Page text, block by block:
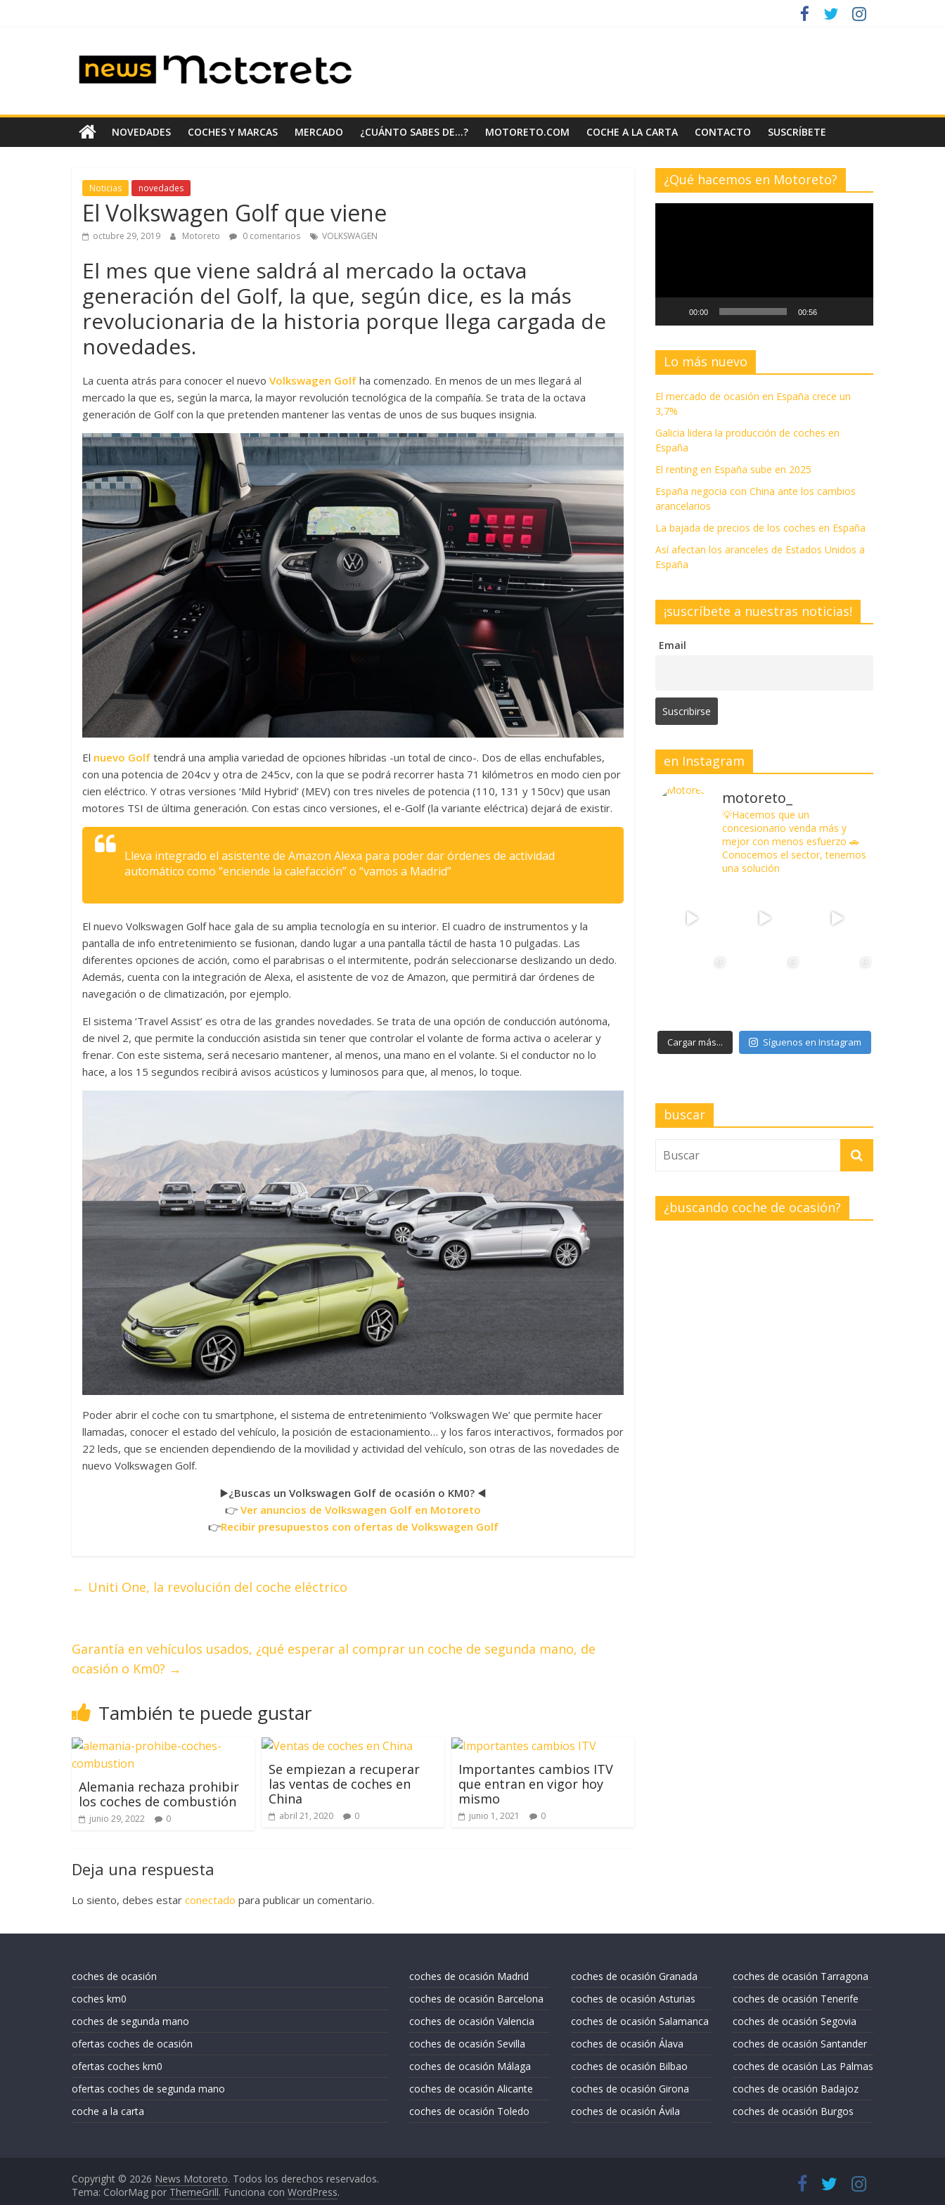
News
Motoreto
Noticias
de
de
ocasión
NOVEDADES COCHES Y MARCAS MERCADO ¿CUÁNTO SABES DE…? MOTORETO.COM COCHE A LA CARTA CONTACTO SUSCRÍBETE
Noticias novedades
El Volkswagen Golf que viene
octubre 29, 2019 Motoreto 0 comentarios VOLKSWAGEN
El mes que viene saldrá al mercado la octava
generación del Golf, la que, según dice, es la más
revolucionaria de la historia porque llega cargada de
novedades.
La cuenta atrás para conocer el nuevo Volkswagen Golf ha comenzado. En menos de un mes llegará al
mercado la que es, según la marca, la mayor revolución tecnológica de la compañía. Se trata de la octava
generación de Golf con la que pretenden mantener las ventas de unos de sus buques insignia.
El nuevo Golf tendrá una amplia variedad de opciones híbridas -un total de cinco-. Dos de ellas enchufables,
con una potencia de 204cv y otra de 245cv, con la que se podrá recorrer hasta 71 kilómetros en modo cien por
cien eléctrico. Y otras versiones ‘Mild Hybrid’ (MEV) con tres niveles de potencia (110, 131 y 150cv) que usan
motores TSI de última generación. Con estas cinco versiones, el e-Golf (la variante eléctrica) dejará de existir.
Lleva integrado el asistente de Amazon Alexa para poder dar órdenes de actividad
automático como “enciende la calefacción” o “vamos a Madrid”
El nuevo Volkswagen Golf hace gala de su amplia tecnología en su interior. El cuadro de instrumentos y la
pantalla de info entretenimiento se fusionan, dando lugar a una pantalla táctil de hasta 10 pulgadas. Las
diferentes opciones de acción, como el parabrisas o el intermitente, podrán seleccionarse deslizando un dedo.
Además, cuenta con la integración de Alexa, el asistente de voz de Amazon, que permitirá dar órdenes de
navegación o de climatización, por ejemplo.
El sistema ‘Travel Assist’ es otra de las grandes novedades. Se trata de una opción de conducción autónoma,
de nivel 2, que permite la conducción asistida sin tener que controlar el volante de forma activa o acelerar y
frenar. Con este sistema, será necesario mantener, al menos, una mano en el volante. Si el conductor no lo
hace, a los 15 segundos recibirá avisos acústicos y luminosos para que, al menos, lo toque.
Poder abrir el coche con tu smartphone, el sistema de entretenimiento ‘Volkswagen We’ que permite hacer
llamadas, conocer el estado del vehículo, la posición de estacionamiento… y los faros interactivos, formados por
22 leds, que se encienden dependiendo de la movilidad y actividad del vehículo, son otras de las novedades de
nuevo Volkswagen Golf.
▶️¿Buscas un Volkswagen Golf de ocasión o KM0? ◀️
👉 Ver anuncios de Volkswagen Golf en Motoreto
👉Recibir presupuestos con ofertas de Volkswagen Golf
← Uniti One, la revolución del coche eléctrico
Garantía en vehículos usados, ¿qué esperar al comprar un coche de segunda mano, de
ocasión o Km0? →
También te puede gustar
Alemania rechaza prohibir
los coches de combustión
junio 29, 2022 0
Se empiezan a recuperar
las ventas de coches en
China
abril 21, 2020 0
Importantes cambios ITV
que entran en vigor hoy
mismo
junio 1, 2021 0
Deja una respuesta
Lo siento, debes estar conectado para publicar un comentario.
¿Qué hacemos en Motoreto?
00:00 00:56
Lo más nuevo
El mercado de ocasión en España crece un
3,7%
Galicia lidera la producción de coches en
España
El renting en España sube en 2025
España negocia con China ante los cambios
arancelarios
La bajada de precios de los coches en España
Así afectan los aranceles de Estados Unidos a
España
¡suscríbete a nuestras noticias!
Email
en Instagram
motoreto_
💡Hacemos que un
concesionario venda más y
mejor con menos esfuerzo 🚗
Conocemos el sector, tenemos
una solución
Cargar más... Síguenos en Instagram
buscar
¿buscando coche de ocasión?
coches de ocasión
coches km0
coches de segunda mano
ofertas coches de ocasión
ofertas coches km0
ofertas coches de segunda mano
coche a la carta
coches de ocasión Madrid
coches de ocasión Barcelona
coches de ocasión Valencia
coches de ocasión Sevilla
coches de ocasión Málaga
coches de ocasión Alicante
coches de ocasión Toledo
coches de ocasión Granada
coches de ocasión Asturias
coches de ocasión Salamanca
coches de ocasión Álava
coches de ocasión Bilbao
coches de ocasión Girona
coches de ocasión Ávila
coches de ocasión Tarragona
coches de ocasión Tenerife
coches de ocasión Segovia
coches de ocasión Santander
coches de ocasión Las Palmas
coches de ocasión Badajoz
coches de ocasión Burgos
Copyright © 2026 News Motoreto. Todos los derechos reservados.
Tema: ColorMag por ThemeGrill. Funciona con WordPress.